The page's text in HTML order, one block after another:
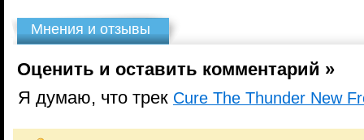
Мнения и отзывы
Оценить и оставить комментарий »
Я думаю, что трек Cure The Thunder New